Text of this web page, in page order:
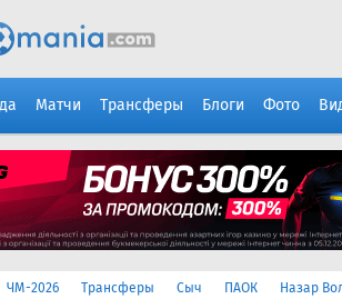
Матчи Трансферы Блоги Фото
ЧМ-2026 Трансферы Сыч ПАОК Назар